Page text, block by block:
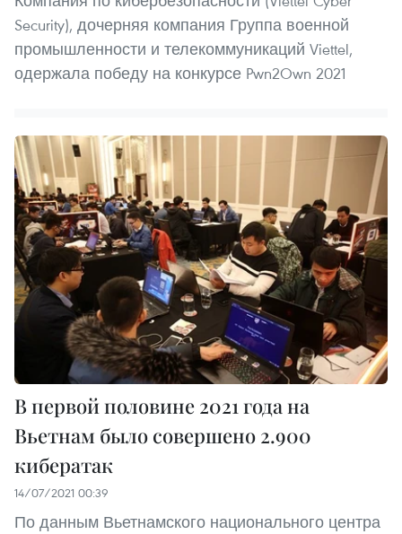
Security), дочерняя компания Группа военной
промышленности и телекоммуникаций Viettel,
одержала победу на конкурсе Pwn2Own 2021
В первой половине 2021 года на
Вьетнам было совершено 2.900
кибератак
14/07/2021 00:39
По данным Вьетнамского национального центра